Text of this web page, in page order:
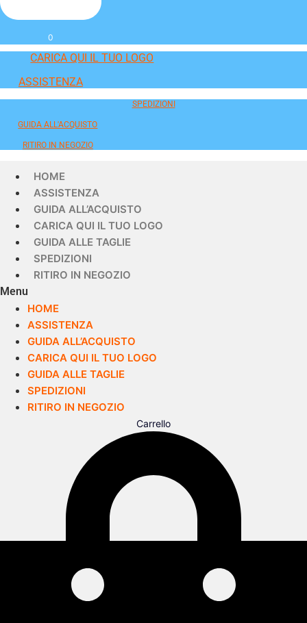
0
CARICA QUI IL TUO LOGO
ASSISTENZA
SPEDIZIONI
GUIDA ALL'ACQUISTO
RITIRO IN NEGOZIO
HOME
ASSISTENZA
GUIDA ALL’ACQUISTO
CARICA QUI IL TUO LOGO
GUIDA ALLE TAGLIE
SPEDIZIONI
RITIRO IN NEGOZIO
Menu
HOME
ASSISTENZA
GUIDA ALL’ACQUISTO
CARICA QUI IL TUO LOGO
GUIDA ALLE TAGLIE
SPEDIZIONI
RITIRO IN NEGOZIO
Carrello